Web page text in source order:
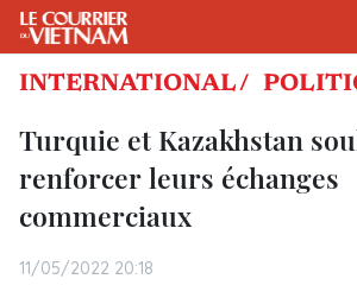
INTERNATIONAL /
Turquie et Kazakhstan
renforcer leurs échanges
commerciaux
11/05/2022 20:18